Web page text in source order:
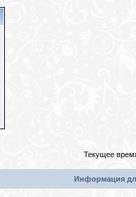
Текущее
Информация